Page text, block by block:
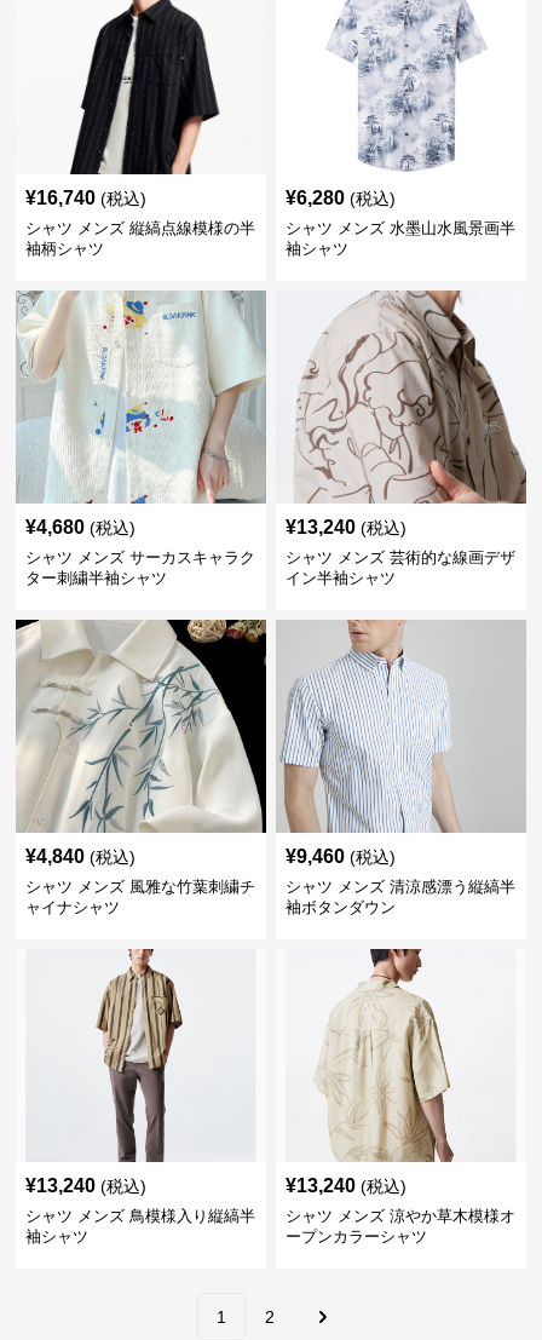
¥16,740 (税込)
シャツ メンズ 縦縞点線模様の半
袖柄シャツ
¥6,280 (税込)
シャツ メンズ 水墨山水風景画半
袖シャツ
¥4,680 (税込)
シャツ メンズ サーカスキャラク
ター刺繍半袖シャツ
¥13,240 (税込)
シャツ メンズ 芸術的な線画デザ
イン半袖シャツ
¥4,840 (税込)
シャツ メンズ 風雅な竹葉刺繍チ
ャイナシャツ
¥9,460 (税込)
シャツ メンズ 清涼感漂う縦縞半
袖ボタンダウン
¥13,240 (税込)
シャツ メンズ 鳥模様入り縦縞半
袖シャツ
¥13,240 (税込)
シャツ メンズ 涼やか草木模様オ
ープンカラーシャツ
1 2